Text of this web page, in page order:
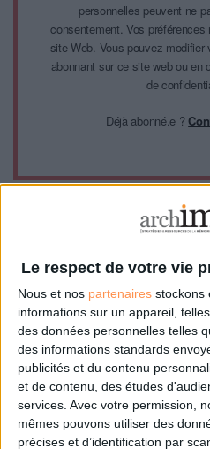
Le respect de votre vie
Nous et nos partenaires stockons
informations sur un appareil,
des données personnelles telles
des informations standards
publicités et du contenu
et de contenu, des études
services. Avec votre permission,
mêmes pouvons utiliser des
précises et d’identification par
personnelles peuvent ne
consentement. Vos préférences
site Web. Vous pouvez
abonnant sur ce site web ou en
de
Déjà abonné.e ?
0 Commentaire
E-Administration
Entreprise
Connectez-vousou